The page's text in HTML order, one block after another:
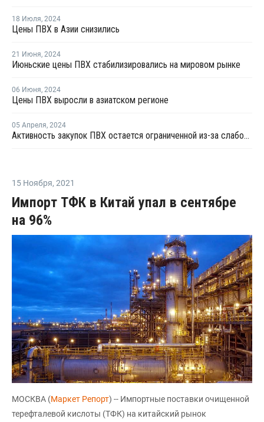
18 Июля, 2024
Цены ПВХ в Азии снизились
21 Июня, 2024
Июньские цены ПВХ стабилизировались на мировом рынке
06 Июня, 2024
Цены ПВХ выросли в азиатском регионе
05 Апреля, 2024
Активность закупок ПВХ остается ограниченной из-за слабого восстановления спроса в США и Азии
15 Ноября, 2021
Импорт ТФК в Китай упал в сентябре
на 96%
МОСКВА (Маркет Репорт) -- Импортные поставки очищенной
терефталевой кислоты (ТФК) на китайский рынок